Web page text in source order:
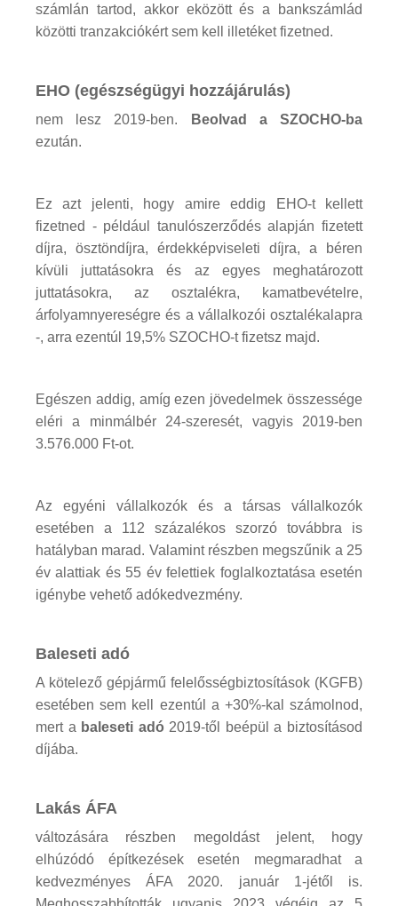
számlán tartod, akkor eközött és a bankszámlád
közötti tranzakciókért sem kell illetéket fizetned.
EHO (egészségügyi hozzájárulás)
nem lesz 2019-ben.
Beolvad a SZOCHO-ba
ezután.
Ez azt jelenti, hogy amire eddig EHO-t kellett
fizetned - például tanulószerződés alapján fizetett
díjra, ösztöndíjra, érdekképviseleti díjra, a béren
kívüli juttatásokra és az egyes meghatározott
juttatásokra, az osztalékra, kamatbevételre,
árfolyamnyereségre és a vállalkozói osztalékalapra
-, arra ezentúl 19,5% SZOCHO-t fizetsz majd.
Egészen addig, amíg ezen jövedelmek összessége
eléri a minmálbér 24-szeresét, vagyis 2019-ben
3.576.000 Ft-ot.
Az egyéni vállalkozók és a társas vállalkozók
esetében a 112 százalékos szorzó továbbra is
hatályban marad. Valamint részben megszűnik a 25
év alattiak és 55 év felettiek foglalkoztatása esetén
igénybe vehető adókedvezmény.
Baleseti adó
A kötelező gépjármű felelősségbiztosítások (KGFB)
esetében sem kell ezentúl a +30%-kal számolnod,
mert a baleseti adó 2019-től beépül a biztosításod
díjába.
Lakás ÁFA
változására részben megoldást jelent, hogy
elhúzódó építkezések esetén megmaradhat a
kedvezményes ÁFA 2020. január 1-jétől is.